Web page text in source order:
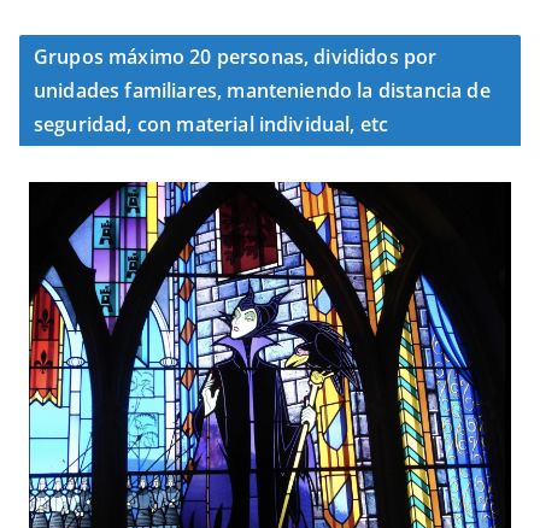
Grupos máximo 20 personas, divididos por
unidades familiares, manteniendo la distancia de
seguridad, con material individual, etc